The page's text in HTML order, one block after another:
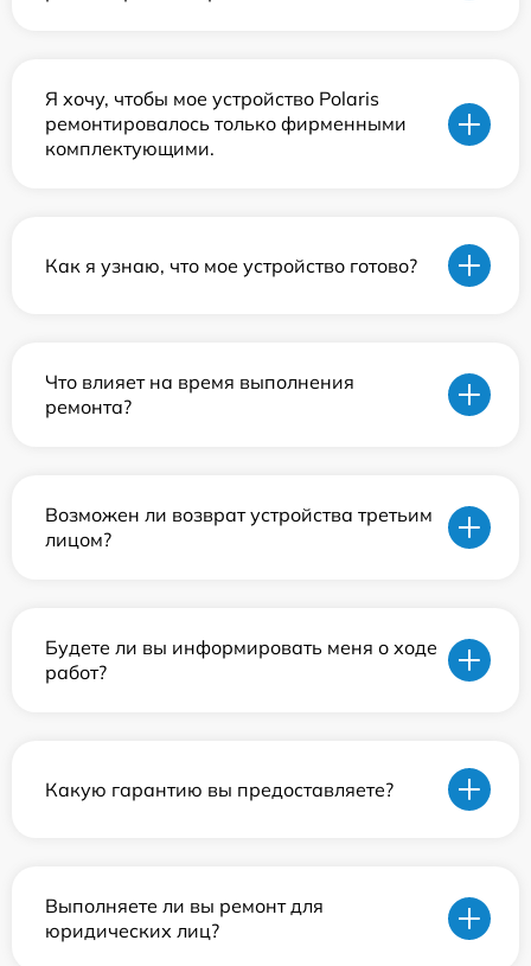
Я хочу, чтобы мое устройство Polaris
ремонтировалось только фирменными
комплектующими.
Как я узнаю, что мое устройство готово?
Что влияет на время выполнения
ремонта?
Возможен ли возврат устройства третьим
лицом?
Будете ли вы информировать меня о ходе
работ?
Какую гарантию вы предоставляете?
Выполняете ли вы ремонт для
юридических лиц?